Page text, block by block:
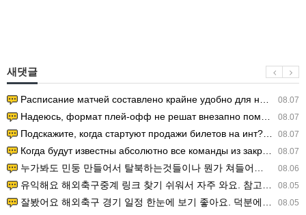
새댓글
08.07
Расписание матчей составлено крайне удобно для нашего часово…
08.07
Надеюсь, формат плей-офф не решат внезапно поменять. https:/…
08.07
Подскажите, когда стартуют продажи билетов на инт? https://g…
08.07
Когда будут известны абсолютно все команды из закрытых квали…
08.06
누가봐도 민둥 만들어서 탈북하는것들이나 뭔가 쳐들어오는 낌새를 미리 알아차리기 위함이지 저걸 전쟁준비라고 하…
08.05
유익해요 해외축구중계 링크 찾기 쉬워서 자주 와요. 참고로 무료스포츠중계 정보 확인할 때 출처 꼭 체크해요.…
08.05
잘봤어요 해외축구 경기 일정 한눈에 보기 좋아요. 덕분에 epl중계 볼 때 공식 중계 채널 먼저 찾아봐요. …